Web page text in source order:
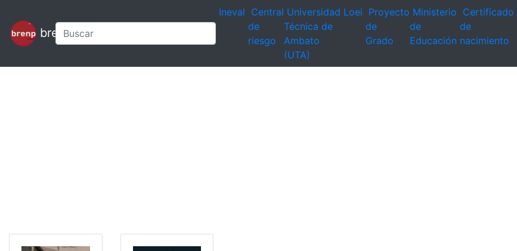
brenp
Ineval Central
de
riesgo
Universidad
Técnica de
Ambato
(UTA)
Loei Proyecto
de
Grado
Ministerio
de
Educación
Certificado
de
nacimiento